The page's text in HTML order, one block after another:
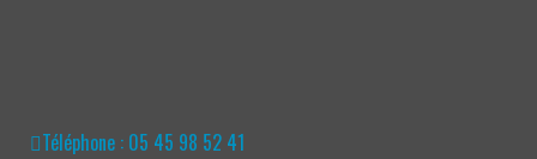
Téléphone : 05 45 98 52 41